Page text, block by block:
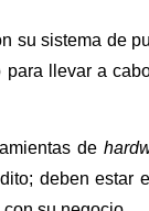
su sistema de
para llevar a
de
deben estar